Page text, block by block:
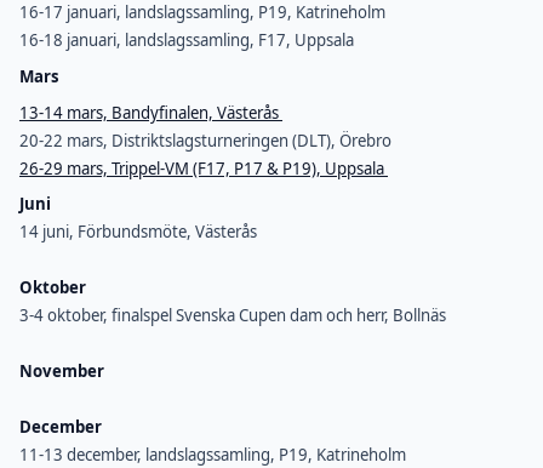
16-17 januari, landslagssamling, P19, Katrineholm
16-18 januari, landslagssamling, F17, Uppsala
Mars
13-14 mars, Bandyfinalen, Västerås
20-22 mars, Distriktslagsturneringen (DLT), Örebro
26-29 mars, Trippel-VM (F17, P17 & P19), Uppsala
Juni
14 juni, Förbundsmöte, Västerås
Oktober
3-4 oktober, finalspel Svenska Cupen dam och herr, Bollnäs
November
December
11-13 december, landslagssamling, P19, Katrineholm